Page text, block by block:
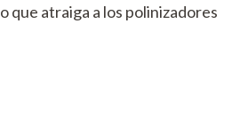
que atraiga a los polinizadores